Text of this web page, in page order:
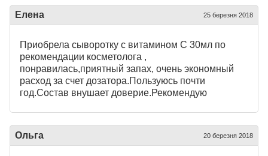
Елена 25 березня 2018
Приобрела сыворотку с витамином С 30мл по
рекомендации косметолога ,
понравилась,приятный запах, очень экономный
расход за счет дозатора.Пользуюсь почти
год.Состав внушает доверие.Рекомендую
Ольга 20 березня 2018